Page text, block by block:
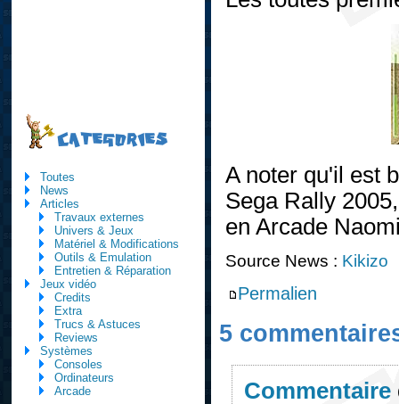
A noter qu'il est
Sega Rally
en Arcade
Source News : Kikizo
Permalien
5
Commentaire
CATEGORIES
Toutes
News
Articles
Travaux externes
Univers & Jeux
Matériel & Modifications
Outils & Emulation
Entretien & Réparation
Jeux vidéo
Credits
Extra
Trucs & Astuces
Reviews
Systèmes
Consoles
Ordinateurs
Arcade